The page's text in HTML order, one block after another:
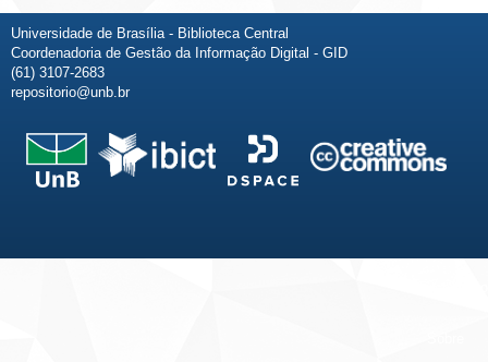
Universidade de Brasília - Biblioteca Central
Coordenadoria de Gestão da Informação Digital - GID
(61) 3107-2683
repositorio@unb.br